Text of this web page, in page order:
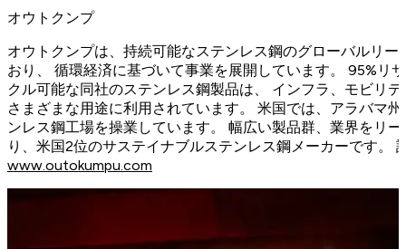
オウトクンプ
オウトクンプは、持続可能なステンレス鋼のグローバルリ
おり、 循環経済に基づいて事業を展開しています。 95%リ
クル可能な同社のステンレス鋼製品は、 インフラ、モビリ
さまざまな用途に利用されています。 米国では、アラバマ
ンレス鋼工場を操業しています。 幅広い製品群、業界をリ
り、米国2位のサステイナブルステンレス鋼メーカーです。
www.outokumpu.com